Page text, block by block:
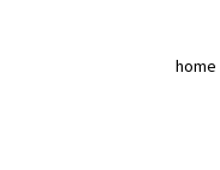
home